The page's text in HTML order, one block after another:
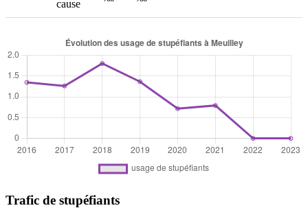
cause
Trafic de stupéfiants